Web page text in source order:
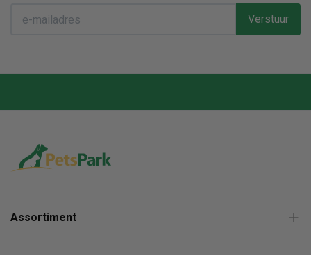
Verstuur
Assortiment